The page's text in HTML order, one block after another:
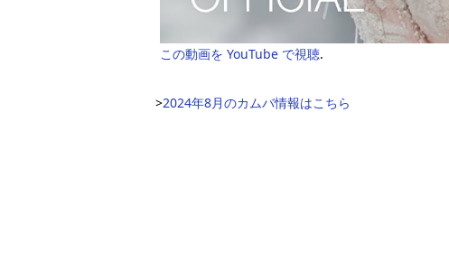
この動画を YouTube で視聴.
>2024年8月のカムバ情報はこちら